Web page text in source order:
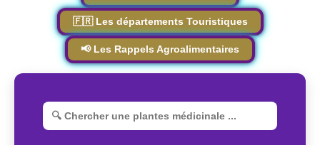
🇫🇷 Les départements Touristiques
📢 Les Rappels Agroalimentaires